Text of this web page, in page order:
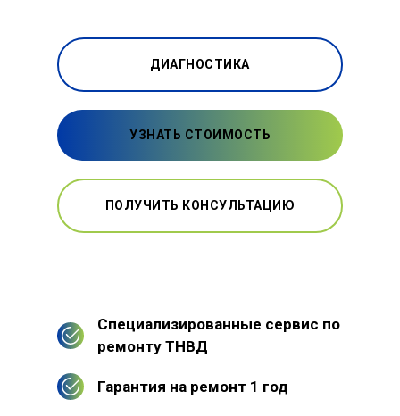
ДИАГНОСТИКА
УЗНАТЬ СТОИМОСТЬ
ПОЛУЧИТЬ КОНСУЛЬТАЦИЮ
Специализированные сервис по
ремонту ТНВД
Гарантия на ремонт 1 год